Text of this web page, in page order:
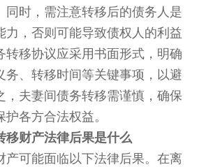
同时，需注意转移后的债务人是
力，否则可能导致债权人的利益
转移协议应采用书面形式，明确
务、转移时间等关键事项，以避
，夫妻间债务转移需谨慎，确保
各方合法权益。
移财产法律后果是什么
产可能面临以下法律后果。在离